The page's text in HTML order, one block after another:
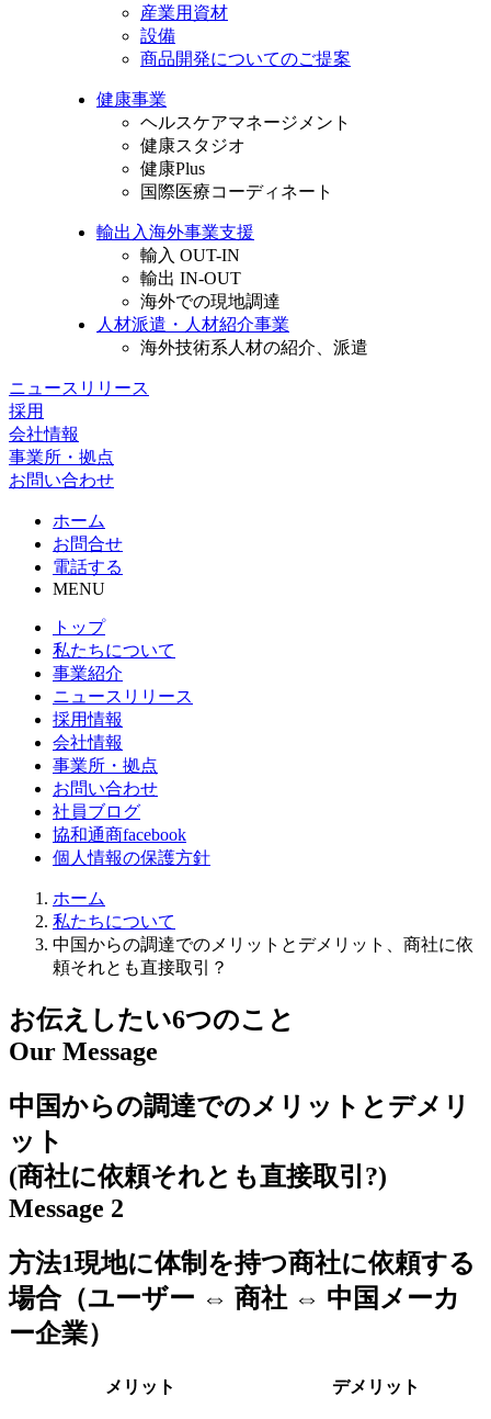
産業用資材
設備
商品開発についてのご提案
健康事業
ヘルスケアマネージメント
健康スタジオ
健康Plus
国際医療コーディネート
輸出入海外事業支援
輸入 OUT-IN
輸出 IN-OUT
海外での現地調達
人材派遣・人材紹介事業
海外技術系人材の紹介、派遣
ニュースリリース
採用
会社情報
事業所・拠点
お問い合わせ
ホーム
お問合せ
電話する
MENU
トップ
私たちについて
事業紹介
ニュースリリース
採用情報
会社情報
事業所・拠点
お問い合わせ
社員ブログ
協和通商facebook
個人情報の保護方針
ホーム
私たちについて
中国からの調達でのメリットとデメリット、商社に依
頼それとも直接取引？
お伝えしたい6つのこと
Our Message
中国からの調達でのメリットとデメリ
ット
(商社に依頼それとも直接取引?)
Message 2
方法1現地に体制を持つ商社に依頼する
場合（ユーザー ⇔ 商社 ⇔ 中国メーカ
ー企業）
メリット デメリット